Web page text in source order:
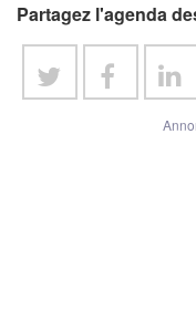
Partagez l'agenda